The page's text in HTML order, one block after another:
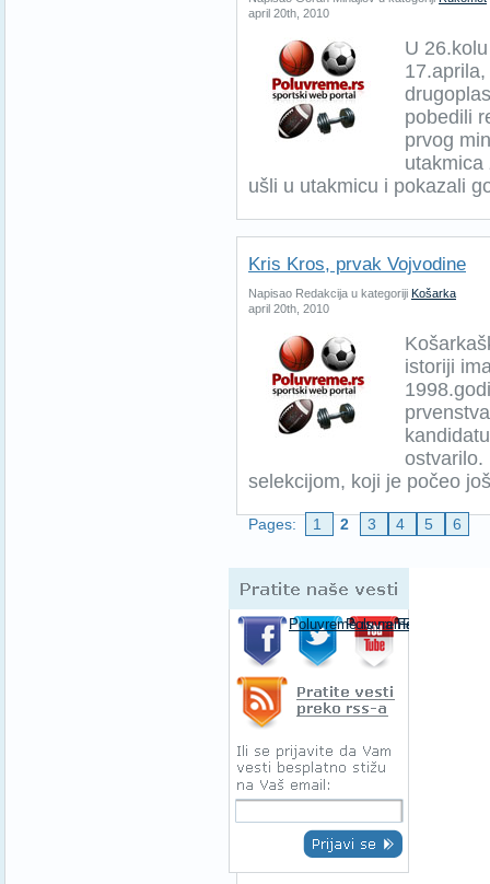
april 20th, 2010
U
pobedili
prvog
utakmica
ušli u utakmicu i pokazali
Kris Kros, prvak Vojvodine
Napisao Redakcija u kategoriji Košarka
april 20th, 2010
istoriji
ostvarilo.
selekcijom, koji je počeo
Pages: 1 2 3 4 5 6
Poluvreme.rs na Facebooku-u
Poluvreme.rs na
Poluvreme.rs